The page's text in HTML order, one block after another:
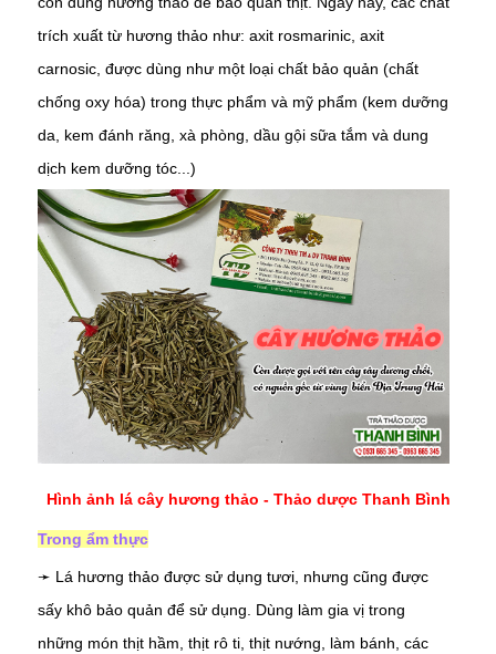
trích xuất từ hương thảo như: axit rosmarinic, axit
carnosic, được dùng như một loại chất bảo quản (chất
chống oxy hóa) trong thực phẩm và mỹ phẩm (kem dưỡng
da, kem đánh răng, xà phòng, dầu gội sữa tắm và dung
dịch kem dưỡng tóc...)
Hình ảnh lá cây hương thảo - Thảo dược Thanh Bình
Trong ẩm thực
➛ Lá hương thảo được sử dụng tươi, nhưng cũng được
sấy khô bảo quản để sử dụng. Dùng làm gia vị trong
những món thịt hầm, thịt rô ti, thịt nướng, làm bánh, các